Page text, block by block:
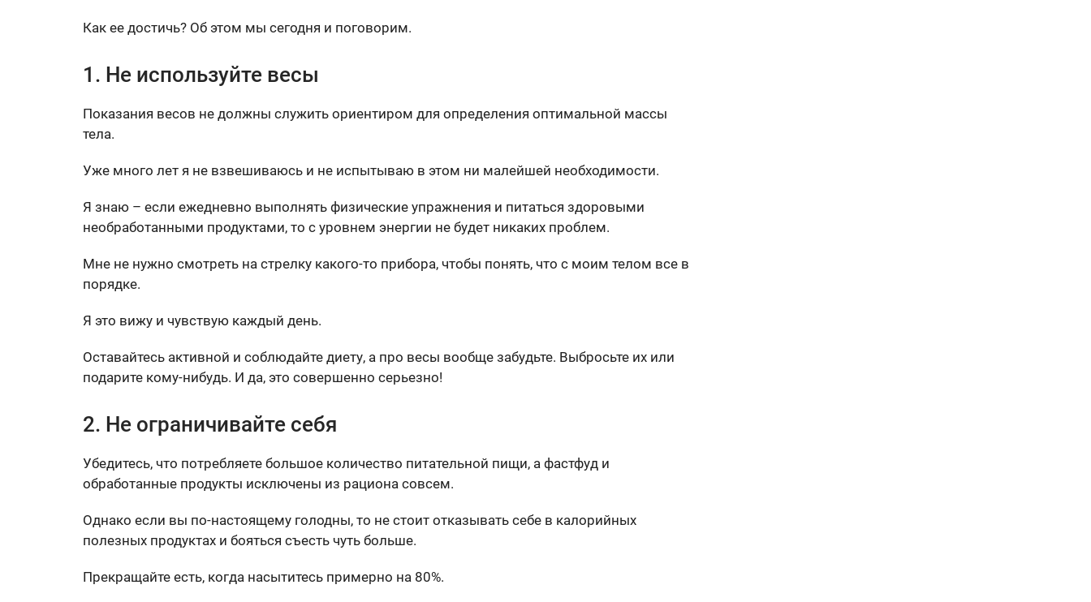
Как ее достичь? Об этом мы сегодня и поговорим.
1. Не используйте весы
Показания весов не должны служить ориентиром для определения оптимальной массы
тела.
Уже много лет я не взвешиваюсь и не испытываю в этом ни малейшей необходимости.
Я знаю – если ежедневно выполнять физические упражнения и питаться здоровыми
необработанными продуктами, то с уровнем энергии не будет никаких проблем.
Мне не нужно смотреть на стрелку какого-то прибора, чтобы понять, что с моим телом все в
порядке.
Я это вижу и чувствую каждый день.
Оставайтесь активной и соблюдайте диету, а про весы вообще забудьте. Выбросьте их или
подарите кому-нибудь. И да, это совершенно серьезно!
2. Не ограничивайте себя
Убедитесь, что потребляете большое количество питательной пищи, а фастфуд и
обработанные продукты исключены из рациона совсем.
Однако если вы по-настоящему голодны, то не стоит отказывать себе в калорийных
полезных продуктах и бояться съесть чуть больше.
Прекращайте есть, когда насытитесь примерно на 80%.